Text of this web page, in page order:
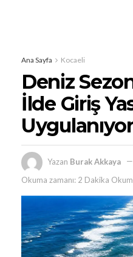
Ana Sayfa Kocaeli
Deniz
İlde Giriş
Uygulanıyor
Yazan Burak Akkaya
Okuma zamanı: 2 Dakika